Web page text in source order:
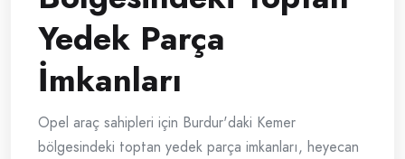
Yedek Parça
İmkanları
Opel araç sahipleri için Burdur'daki Kemer
bölgesindeki toptan yedek parça imkanları, heyecan